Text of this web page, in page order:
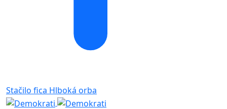
Stačilo fica Hlboká orba